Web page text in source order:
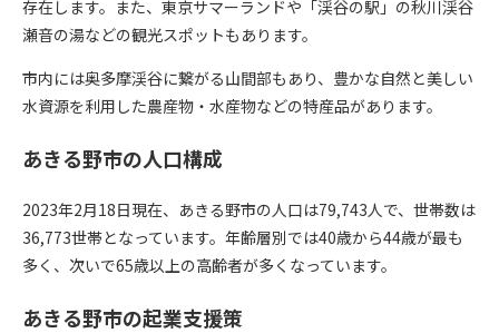
存在します。また、東京サマーランドや「渓谷の駅」の秋川渓谷
瀬音の湯などの観光スポットもあります。
市内には奥多摩渓谷に繋がる山間部もあり、豊かな自然と美しい
水資源を利用した農産物・水産物などの特産品があります。
あきる野市の人口構成
2023年2月18日現在、あきる野市の人口は79,743人で、世帯数は
36,773世帯となっています。年齢層別では40歳から44歳が最も
多く、次いで65歳以上の高齢者が多くなっています。
あきる野市の起業支援策